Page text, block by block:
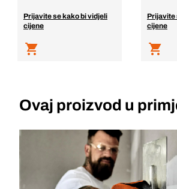
Prijavite se kako bi vidjeli
cijene
Prijavite
cijene
Ovaj proizvod u